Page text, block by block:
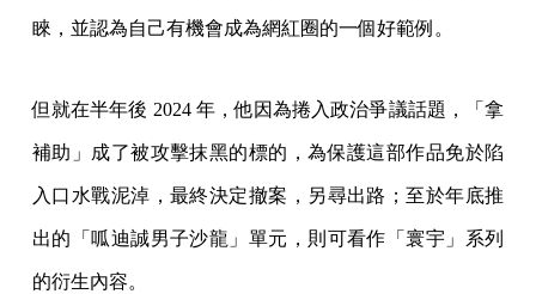
睞，並認為自己有機會成為網紅圈的一個好範例。
但就在半年後 2024 年，他因為捲入政治爭議話題，「拿
補助」成了被攻擊抹黑的標的，為保護這部作品免於陷
入口水戰泥淖，最終決定撤案，另尋出路；至於年底推
出的「呱迪誠男子沙龍」單元，則可看作「寰宇」系列
的衍生內容。